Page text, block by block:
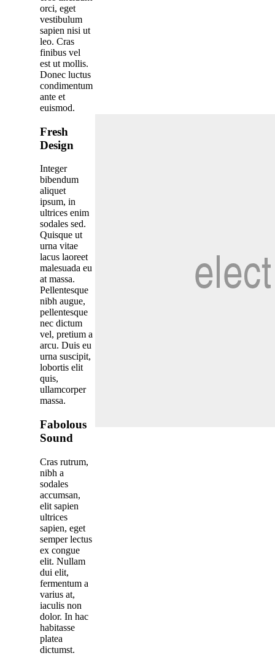
orci, eget
vestibulum
sapien nisi ut
leo. Cras
finibus vel
est ut mollis.
Donec luctus
condimentum
ante et
euismod.
Fresh
Design
Integer
bibendum
aliquet
ipsum, in
ultrices enim
sodales sed.
Quisque ut
urna vitae
lacus laoreet
malesuada eu
at massa.
Pellentesque
nibh augue,
pellentesque
nec dictum
vel, pretium a
arcu. Duis eu
urna suscipit,
lobortis elit
quis,
ullamcorper
massa.
Fabolous
Sound
Cras rutrum,
nibh a
sodales
accumsan,
elit sapien
ultrices
sapien, eget
semper lectus
ex congue
elit. Nullam
dui elit,
fermentum a
varius at,
iaculis non
dolor. In hac
habitasse
platea
dictumst.